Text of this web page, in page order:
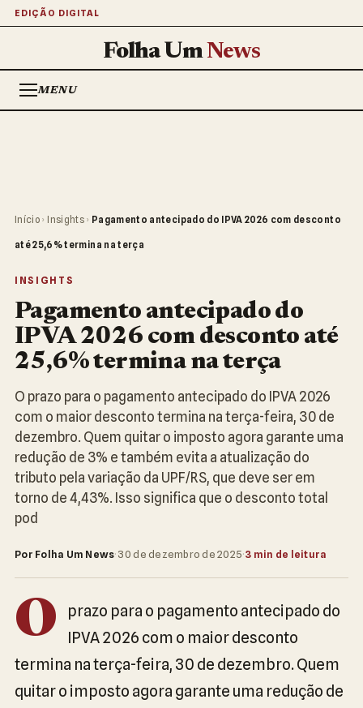
EDIÇÃO DIGITAL
Folha UmNews
MENU
Início › Insights › Pagamento antecipado do IPVA 2026 com desconto
até 25,6% termina na terça
INSIGHTS
Pagamento antecipado do
IPVA 2026 com desconto até
25,6% termina na terça
O prazo para o pagamento antecipado do IPVA 2026
com o maior desconto termina na terça-feira, 30 de
dezembro. Quem quitar o imposto agora garante uma
redução de 3% e também evita a atualização do
tributo pela variação da UPF/RS, que deve ser em
torno de 4,43%. Isso significa que o desconto total
pod
Por Folha Um News· 30 de dezembro de 2025·3 min de leitura
O
prazo para o pagamento antecipado do
IPVA 2026 com o maior desconto
termina na terça-feira, 30 de dezembro. Quem
quitar o imposto agora garante uma redução de